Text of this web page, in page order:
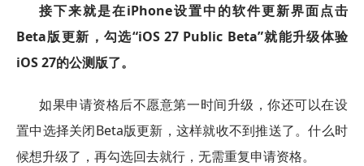
接下来就是在iPhone设置中的软件更新界面点击
Beta版更新，勾选“iOS 27 Public Beta”就能升级体验
iOS 27的公测版了。
如果申请资格后不愿意第一时间升级，你还可以在设
置中选择关闭Beta版更新，这样就收不到推送了。什么时
候想升级了，再勾选回去就行，无需重复申请资格。